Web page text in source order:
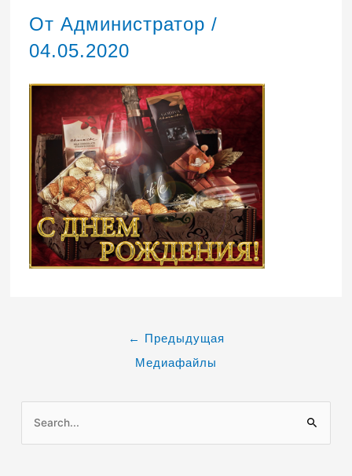
От Администратор /
04.05.2020
←
Предыдущая
Медиафайлы
о